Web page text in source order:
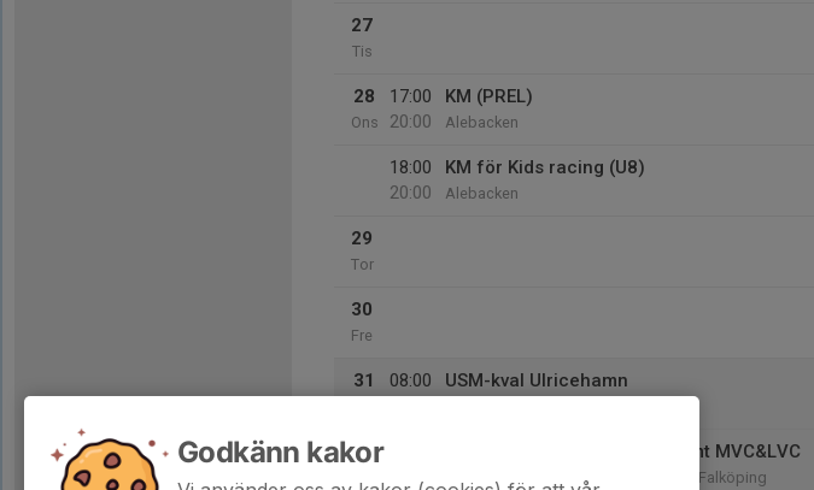
27
Tis
28
Ons
17:00
20:00
KM (PREL)
Alebacken
18:00
20:00
KM för Kids racing (U8)
Alebacken
29
Tor
30
Fre
31
08:00
USM-kval Ulricehamn
16:00
Tävling Falköping U8-U10 samt MVC&LVC
Slalombacken, Mössebergsbacken, Falköping
Godkänn kakor